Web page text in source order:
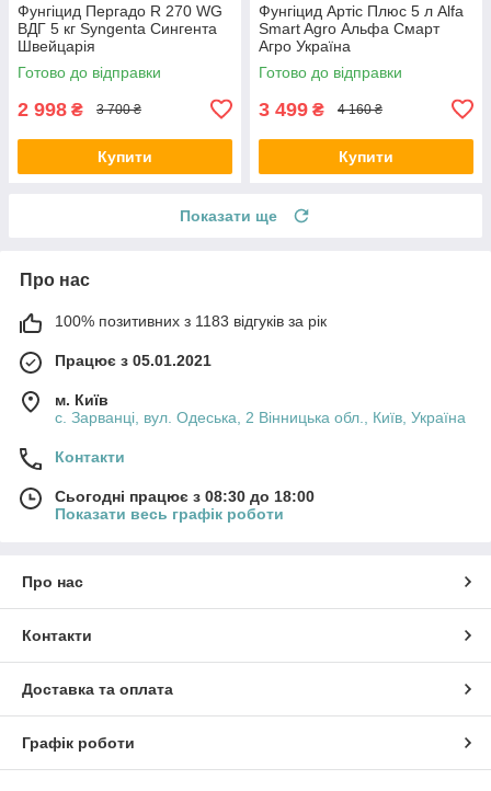
Фунгіцид Пергадо R 270 WG
ВДГ 5 кг Syngenta Сингента
Швейцарія
Готово до відправки
2 998 ₴ 3 700 ₴
Купити
Фунгіцид Артіс Плюс 5 л Alfa
Smart Agro Альфа Смарт
Агро Україна
Готово до відправки
3 499 ₴ 4 160 ₴
Купити
Показати ще
Про нас
100% позитивних з 1183 відгуків за рік
Працює з 05.01.2021
м. Київ
с. Зарванці, вул. Одеська, 2 Вінницька обл., Київ, Україна
Контакти
Сьогодні працює з 08:30 до 18:00
Показати весь графік роботи
Про нас
Контакти
Доставка та оплата
Графік роботи